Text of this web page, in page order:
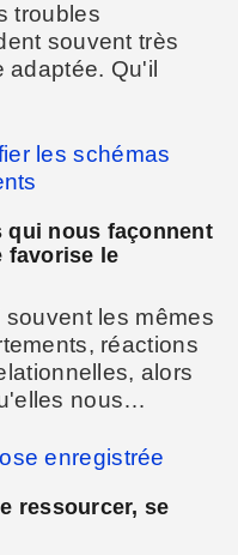
troubles
souvent très
adaptée. Qu'il
qui nous façonnent
favorise le
les mêmes
réactions
alors
nous…
ressourcer, se